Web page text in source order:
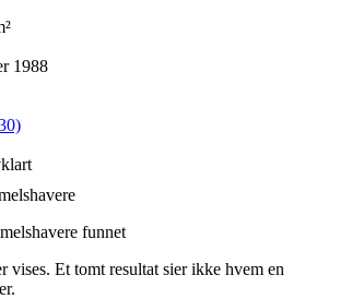
1988
funnet
vises. Et tomt resultat sier ikke hvem en